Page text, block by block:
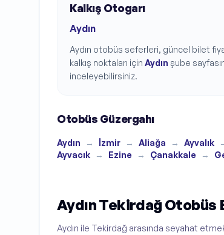
Kalkış Otogarı
Aydın
Aydın otobüs seferleri, güncel bilet
kalkış noktaları için Aydın şube
inceleyebilirsiniz.
Otobüs Güzergahı
Aydın → İzmir → Aliağa → Ayvalık
Ayvacık
→ Ezine → Çanakkale →
Aydın Tekirdağ Otobüs
Aydın ile Tekirdağ arasında seyahat